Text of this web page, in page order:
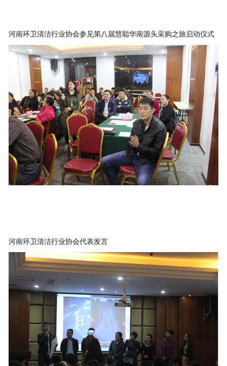
河南环卫清洁行业协会参见第八届慧聪华南源头采购之旅启动仪式
河南环卫清洁行业协会代表发言